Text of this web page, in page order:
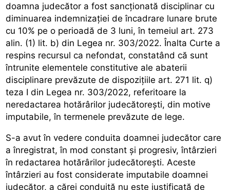
doamna judecător a fost sancționată disciplinar cu
diminuarea indemnizației de încadrare lunare brute
cu 10% pe o perioadă de 3 luni, în temeiul art. 273
alin. (1) lit. b) din Legea nr. 303/2022. Înalta Curte a
respins recursul ca nefondat, constatând că sunt
întrunite elementele constitutive ale abaterii
disciplinare prevăzute de dispozițiile art. 271 lit. q)
teza I din Legea nr. 303/2022, referitoare la
neredactarea hotărârilor judecătorești, din motive
imputabile, în termenele prevăzute de lege.
S-a avut în vedere conduita doamnei judecător care
a înregistrat, în mod constant și progresiv, întârzieri
în redactarea hotărârilor judecătorești. Aceste
întârzieri au fost considerate imputabile doamnei
judecător, a cărei conduită nu este justificată de